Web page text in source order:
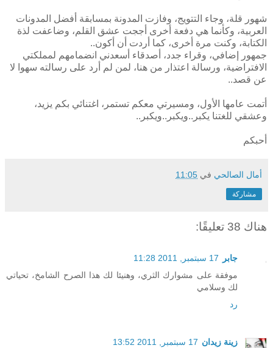
شهور قلة، وجاء التتويج، وفازت المدونة بمسابقة أفضل المدونات
العربية، وكأنما هي دفعة أخرى أججت عشق القلم، وضاعفت لذة
الكتابة، وكنت مرة أخرى، كما أردت أن أكون..
جمهور إضافي، وقراء جدد، أصدقاء أسعدني انضمامهم لمملكتي
الافتراضية، ورسالة اعتذار من هنا، لمن لم أرد على رسالته سهوا لا
عن قصد..
أتمت عامها الأول، ومسيرتي معكم تستمر، اغتنائي بكم يزيد،
وعشقي للغتنا يكبر..ويكبر..ويكبر..
أحبكم
أمال الصالحي في 11:05
مشاركة
هناك 38 تعليقًا:
جابر
17 سبتمبر, 2011 11:28
موفقة على مشوارك الثري، وهنيئا لك هذا الصرح الشامخ، تحياتي
لك وسلامي
رد
زينة زيدان 17 سبتمبر, 2011 13:52